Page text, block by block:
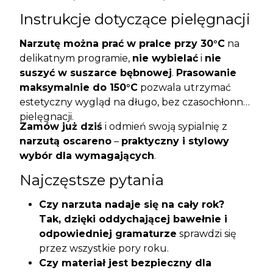
Instrukcje dotyczące pielęgnacji
Narzutę można prać w pralce przy 30°C na
delikatnym programie, nie wybielać i nie
suszyć w suszarce bębnowej. Prasowanie
maksymalnie do 150°C pozwala utrzymać
estetyczny wygląd na długo, bez czasochłonnej
pielęgnacji.
Zamów już dziś i odmień swoją sypialnię z
narzutą oscareno – praktyczny i stylowy
wybór dla wymagających.
Najczęstsze pytania
Czy narzuta nadaje się na cały rok?
Tak, dzięki oddychającej bawełnie i
odpowiedniej gramaturze sprawdzi się
przez wszystkie pory roku.
Czy materiał jest bezpieczny dla